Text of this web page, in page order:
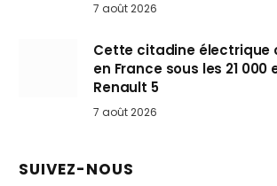
7 août 2026
Cette citadine électrique
en France sous les 21 000
Renault 5
7 août 2026
SUIVEZ-NOUS